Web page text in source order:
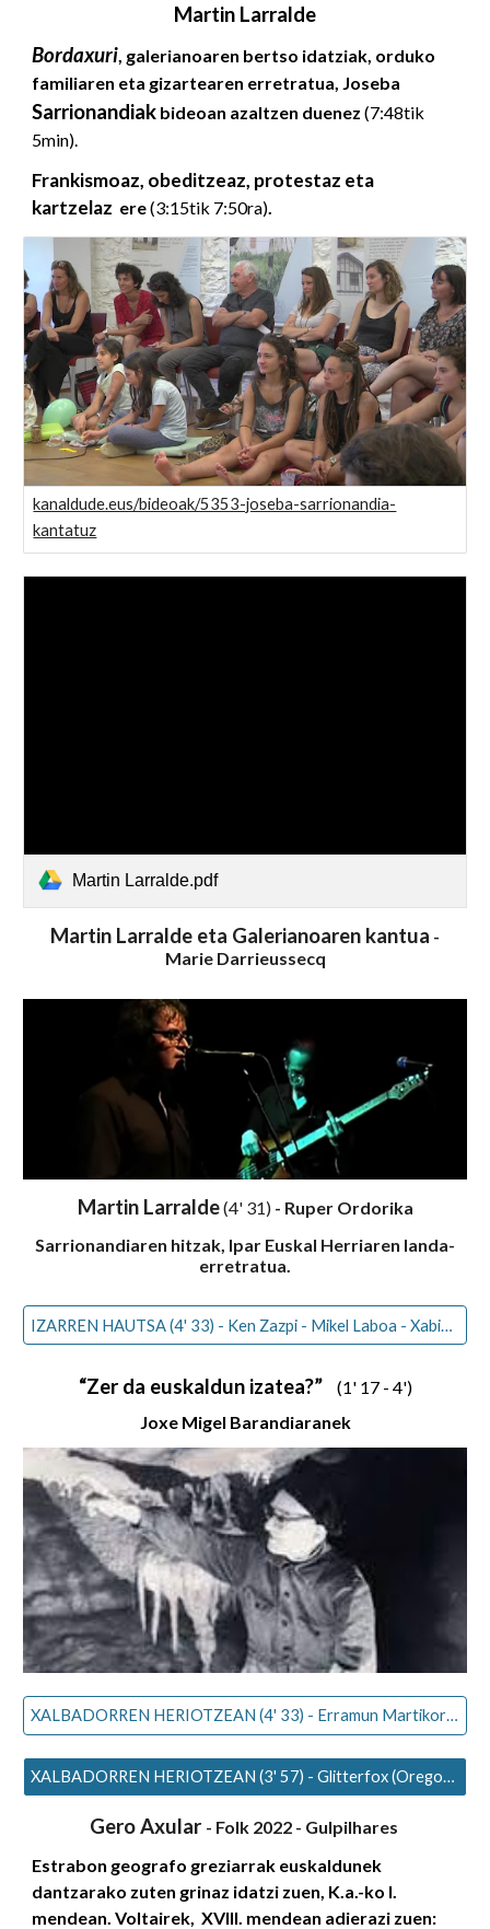
Martin Larralde
Bordaxuri, galerianoaren bertso idatziak, orduko
familiaren eta gizartearen erretratua, Joseba
Sarrionandiak bideoan azaltzen duenez (7:48tik
5min).
Frankismoaz, obeditzeaz, protestaz eta
kartzelaz ere(3:15tik 7:50ra).
kanaldude.eus/bideoak/5353-joseba-sarrionandia-
kantatuz
Martin Larralde.pdf
Martin Larralde eta Galerianoaren kantua -
Marie Darrieussecq
Martin Larralde(4' 31)- Ruper Ordorika
Sarrionandiaren hitzak, Ipar Euskal Herriaren landa-
erretratua.
IZARREN HAUTSA (4' 33) - Ken Zazpi - Mikel Laboa - Xabier Lete
“Zer da euskaldun izatea?”
(1' 17 - 4')
Joxe Migel Barandiaranek
XALBADORREN HERIOTZEAN (4' 33) - Erramun Martikorena - Xabier Lete
XALBADORREN HERIOTZEAN (3' 57) - Glitterfox (Oregon) Diasporatik
Gero Axular - Folk 2022 - Gulpilhares
Estrabon geografo greziarrak euskaldunek
dantzarako zuten grinaz idatzi zuen, K.a.-ko I.
mendean. Voltairek, XVIII. mendean adierazi zuen: